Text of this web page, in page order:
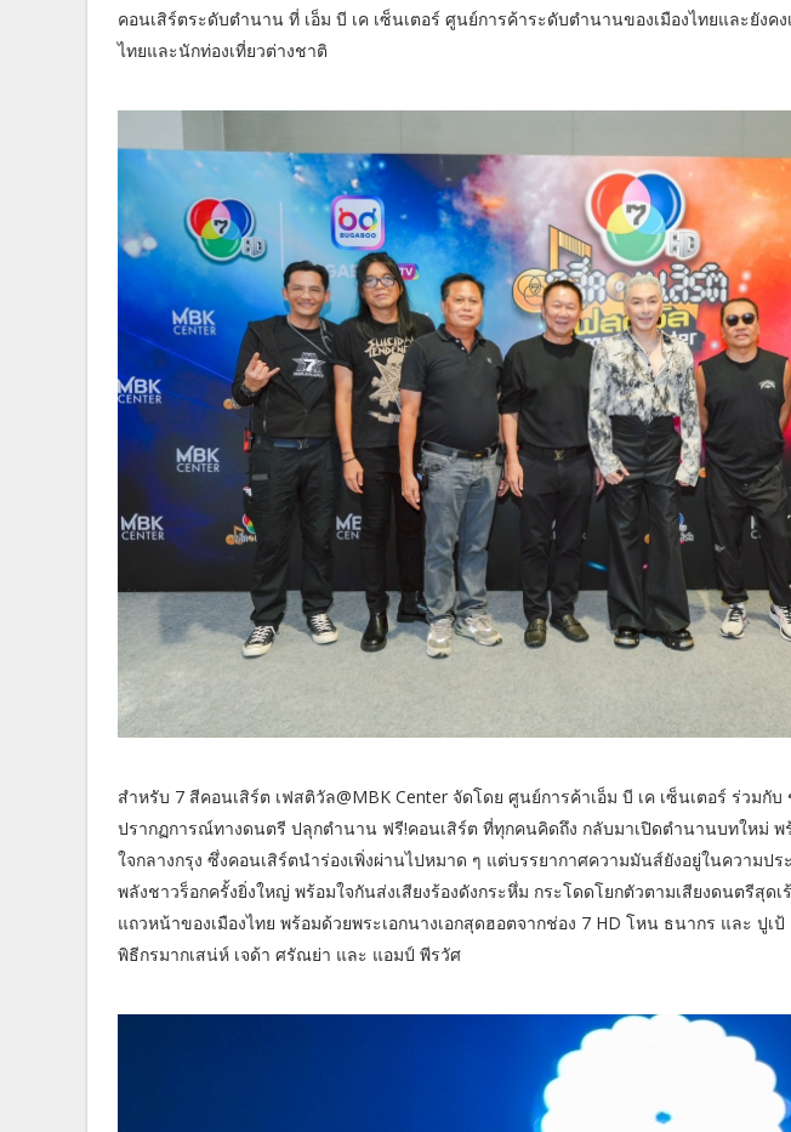
คอนเสิร์ตระดับตำนาน ที่ เอ็ม บี เค เซ็นเตอร์ ศูนย์การค้าระดับตำนานของเมืองไทยและยัง
ไทยและนักท่องเที่ยวต่างชาติ
สำหรับ 7 สีคอนเสิร์ต เฟสติวัล@MBK Center จัดโดย ศูนย์การค้าเอ็ม บี เค เซ็นเตอร์ ร่วมกับ
ปรากฏการณ์ทางดนตรี ปลุกตำนาน ฟรี!คอนเสิร์ต ที่ทุกคนคิดถึง กลับมาเปิดตำนานบทใหม่
ใจกลางกรุง ซึ่งคอนเสิร์ตนำร่องเพิ่งผ่านไปหมาด ๆ แต่บรรยากาศความมันส์ยังอยู่ในความป
พลังชาวร็อกครั้งยิ่งใหญ่ พร้อมใจกันส่งเสียงร้องดังกระหึ่ม กระโดดโยกตัวตามเสียงดนตรีสุด
แถวหน้าของเมืองไทย พร้อมด้วยพระเอกนางเอกสุดฮอตจากช่อง 7 HD โหน ธนากร และ ปูเ
พิธีกรมากเสน่ห์ เจด้า ศรัณย่า และ แอมป์ พีรวัศ